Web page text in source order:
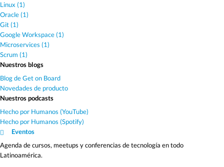
Linux (1)
Oracle (1)
Git (1)
Google Workspace (1)
Microservices (1)
Scrum (1)
Nuestros blogs
Blog de Get on Board
Novedades de producto
Nuestros podcasts
Hecho por Humanos (YouTube)
Hecho por Humanos (Spotify)
Eventos
Agenda de cursos, meetups y conferencias de tecnología en todo
Latinoamérica.